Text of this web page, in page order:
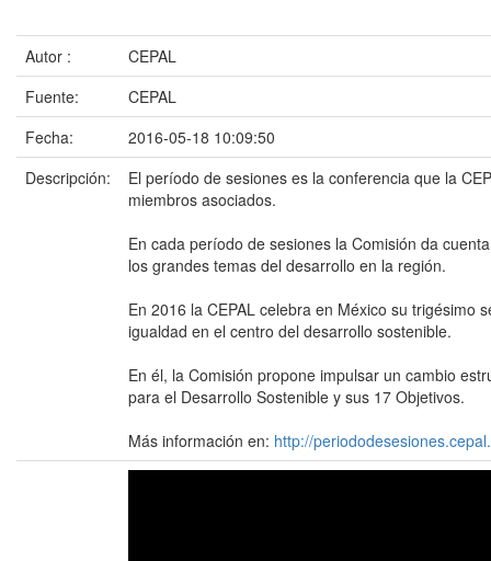
Autor :
CEPAL
Fuente:
CEPAL
Fecha:
2016-05-18 10:09:50
Descripción:
El período de sesiones es la conferencia que la
miembros asociados.
En cada período de sesiones la Comisión da
los grandes temas del desarrollo en la región.
En 2016 la CEPAL celebra en México su
igualdad en el centro del desarrollo sostenible.
En él, la Comisión propone impulsar un cambio
para el Desarrollo Sostenible y sus 17 Objetivos.
Más información en: http://